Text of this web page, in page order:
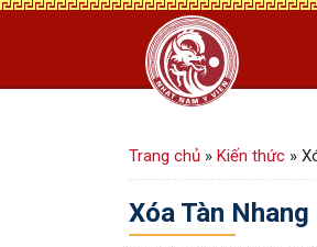
Trang chủ » Kiến thức »
Xóa Tàn